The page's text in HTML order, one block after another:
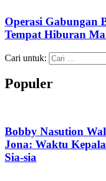
Operasi Gabungan
Tempat Hiburan
Cari untuk:
Populer
Bobby Nasution
Jona: Waktu
Sia-sia